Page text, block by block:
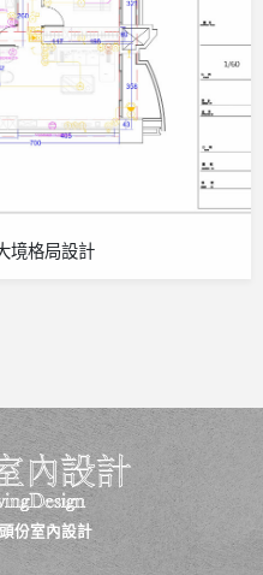
境格局設計
頭份室內設計